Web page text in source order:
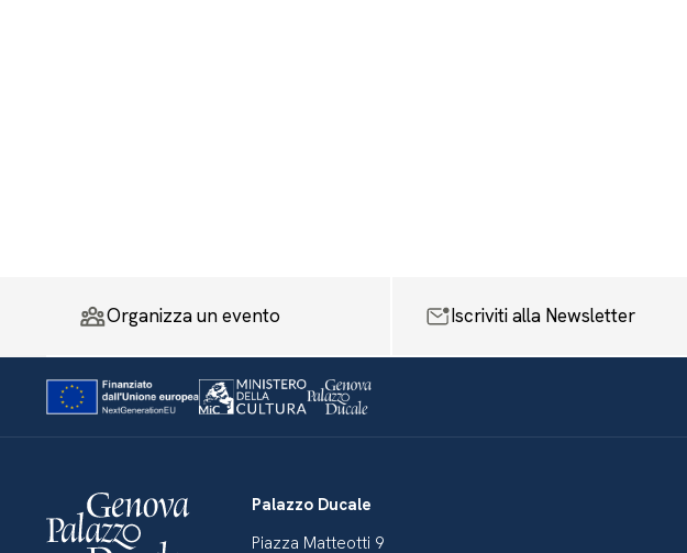
Organizza un evento Iscriviti alla Newsletter
Palazzo Ducale
Piazza Matteotti 9